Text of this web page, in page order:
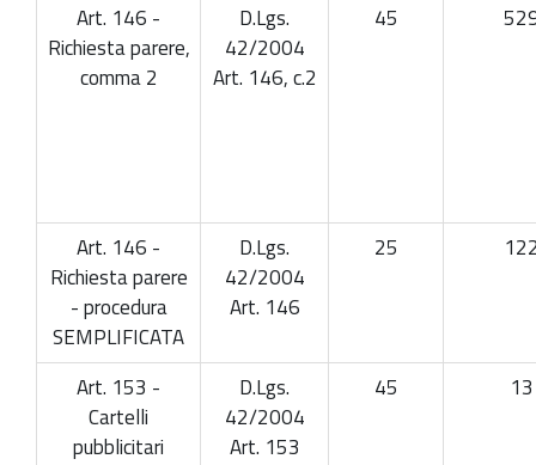
Art. 146 -
Richiesta parere,
comma 2
D.Lgs.
42/2004
Art. 146, c.2
45
Art. 146 -
Richiesta parere
- procedura
SEMPLIFICATA
D.Lgs.
42/2004
Art. 146
25
Art. 153 -
Cartelli
pubblicitari
D.Lgs.
42/2004
Art. 153
45 13